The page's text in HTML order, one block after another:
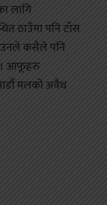
लागि
ठाउँमा पनि टाँस
उनले कसैले पनि
आफूहरु
मलको अवैध